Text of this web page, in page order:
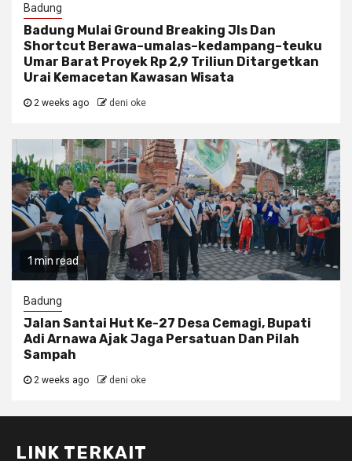
Badung
Badung Mulai Ground Breaking Jls Dan
Shortcut Berawa–umalas–kedampang–teuku
Umar Barat Proyek Rp 2,9 Triliun Ditargetkan
Urai Kemacetan Kawasan Wisata
2 weeks ago deni oke
1 min read
Badung
Jalan Santai Hut Ke-27 Desa Cemagi, Bupati
Adi Arnawa Ajak Jaga Persatuan Dan Pilah
Sampah
2 weeks ago deni oke
LINK TERKAIT